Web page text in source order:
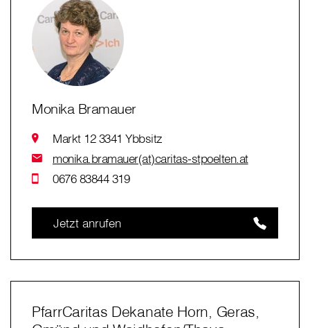
Monika Bramauer
Markt 12 3341 Ybbsitz
monika.bramauer(at)caritas-stpoelten.at
0676 83844 319
Jetzt anrufen
PfarrCaritas Dekanate Horn, Geras,